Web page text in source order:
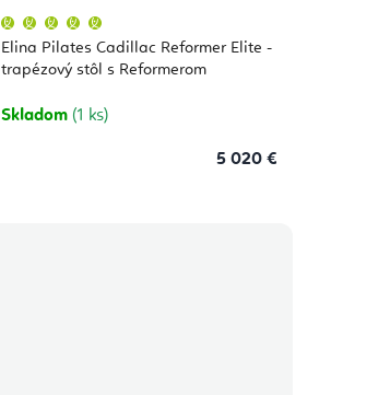
Elina Pilates Cadillac Reformer Elite -
trapézový stôl s Reformerom
produktu
je
5,0
hviezdičiek.
Skladom (1 ks)
5 020 €